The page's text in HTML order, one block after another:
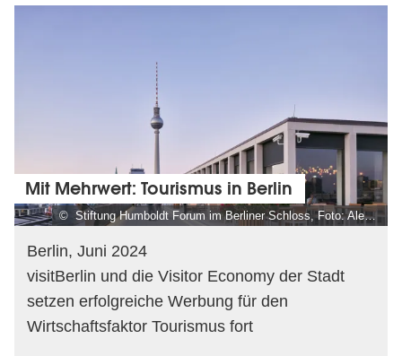
© Stiftung Humboldt Forum im Berliner Schloss, Foto: Alexander Schippel
Mit Mehrwert: Tourismus in Berlin
Berlin, Juni 2024
visitBerlin und die Visitor Economy der Stadt
setzen erfolgreiche Werbung für den
Wirtschaftsfaktor Tourismus fort